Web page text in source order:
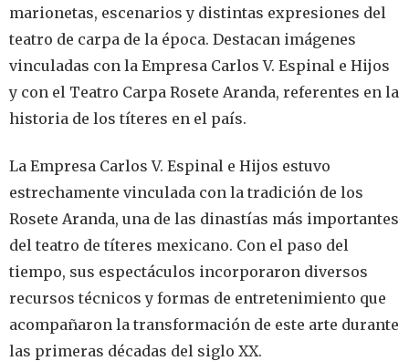
marionetas, escenarios y distintas expresiones del
teatro de carpa de la época. Destacan imágenes
vinculadas con la Empresa Carlos V. Espinal e Hijos
y con el Teatro Carpa Rosete Aranda, referentes en la
historia de los títeres en el país.
La Empresa Carlos V. Espinal e Hijos estuvo
estrechamente vinculada con la tradición de los
Rosete Aranda, una de las dinastías más importantes
del teatro de títeres mexicano. Con el paso del
tiempo, sus espectáculos incorporaron diversos
recursos técnicos y formas de entretenimiento que
acompañaron la transformación de este arte durante
las primeras décadas del siglo XX.